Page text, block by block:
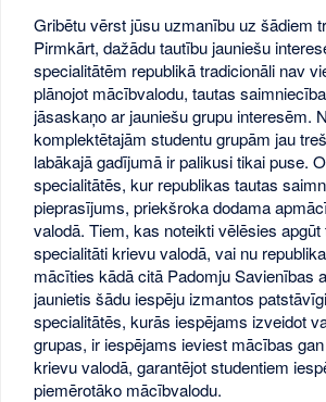
Gribētu vērst jūsu uzmanību uz šādiem
Pirmkārt, dažādu tautību jauniešu
specialitātēm republikā tradicionāli nav
plānojot mācībvalodu, tautas
jāsaskaņo ar jauniešu grupu interesēm.
komplektētajām studentu grupām jau
labākajā gadījumā ir palikusi tikai puse.
specialitātēs, kur republikas tautas
pieprasījums, priekšroka dodama
valodā. Tiem, kas noteikti vēlēsies apgūt
specialitāti krievu valodā, vai nu
mācīties kādā citā Padomju Savienības
jaunietis šādu iespēju izmantos
specialitātēs, kurās iespējams izveidot
grupas, ir iespējams ieviest mācības
krievu valodā, garantējot studentiem
piemērotāko mācībvalodu.